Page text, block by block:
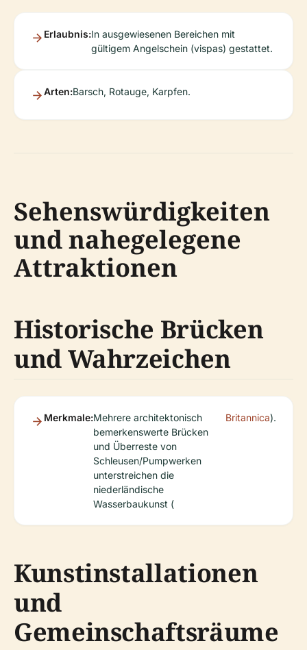
Erlaubnis:In ausgewiesenen Bereichen mit
gültigem Angelschein (vispas) gestattet.
Arten:Barsch, Rotauge, Karpfen.
Sehenswürdigkeiten
und nahegelegene
Attraktionen
Historische Brücken
und Wahrzeichen
Merkmale:Mehrere architektonisch
bemerkenswerte Brücken
und Überreste von
Schleusen/Pumpwerken
unterstreichen die
niederländische
Wasserbaukunst (
Britannica).
Kunstinstallationen
und
Gemeinschaftsräume